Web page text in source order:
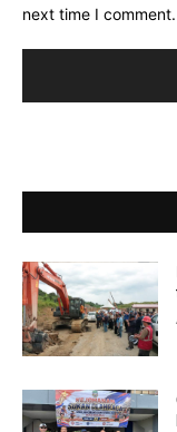
next time I comment.